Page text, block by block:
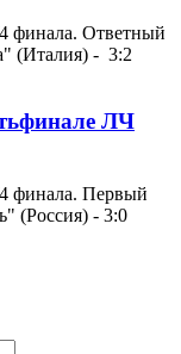
финала. Ответный
(Италия) - 3:2
ЛЧ
финала. Первый
(Россия) - 3:0